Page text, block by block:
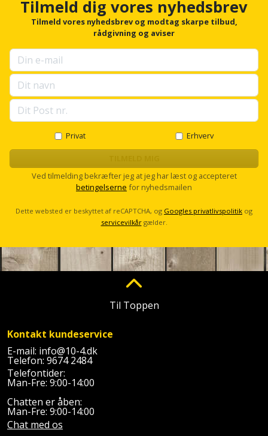
Plastlister
Rumdeler
Sand
og
grus
Skruer,
bolte
Søm
Terrassebrædder
Terrasseopklodsning
Tråd
Løfteudstyr
Målebånd
Markeringsværktøj
Mejsel
Murerværktøj
Nøgleværktøj
Økse
Oliekande
Palleløfter
Profilsaks
Reb
og
Renseservietter
Flisevibrator
Forlængerledning
Fugepistol
Fugtmåler
Gipsskruemaskine
Girafsliber
Høvl
Industristøvsuger
Kantlimer
Kantlimertilbehør
Kap-
og
geringssav
Gummibåd
kajak
Havemøbler
Havepleje
Haveredskaber
Hegn
Hylder
Jagt
og
Jul
r
u
s
e
l
l
o
Tilmeld dig vores nyhedsbrev
Tilmeld vores nyhedsbrev og modtag skarpe tilbud,
rådgivning og aviser
Privat Erhverv
Ved tilmelding bekræfter jeg at jeg har læst og accepteret
betingelserne for nyhedsmailen
Dette websted er beskyttet af reCAPTCHA, og Googles privatlivspolitik og
servicevilkårgælder.
Til Toppen
Kontakt kundeservice
E-mail: info@10-4.dk
Telefon: 9674 2484
Telefontider:
Man-Fre: 9:00-14:00
Chatten er åben:
Man-Fre: 9:00-14:00
Chat med os